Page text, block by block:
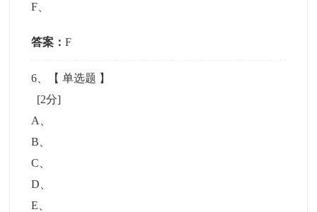
F
答案：F
6 、【单选题 】
[2分]
A
B
C
D
E